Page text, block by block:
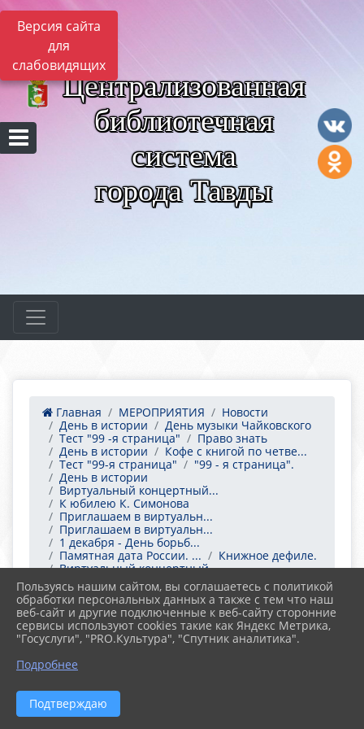
Версия сайта
для
слабовидящих
Централизованная
библиотечная
система
города Тавды
Главная МЕРОПРИЯТИЯ
Новости
День в истории
День музыки Чайковского
Тест "99 -я страница"
Право знать
День в истории
Кофе с книгой по четве...
Тест "99-я страница"
"99 - я страница".
День в истории
Виртуальный концертный...
К юбилею К. Симонова
Приглашаем в виртуальн...
Приглашаем в виртуальн...
1 декабря - День борьб...
Памятная дата России. ...
Книжное дефиле.
Виртуальный концертный...
День в истории
День героев Отечества ...
Тест "99-я страница"
Организации «Союз Черн...
Центральная городская ...
11.12.2020 12:43
ЦЕНТРАЛЬНАЯ ГОРОДСКАЯ ДЕТСКАЯ
Пользуясь нашим сайтом, вы соглашаетесь с политикой
обработки персональных данных а также с тем что наш
веб-сайт и другие подключенные к веб-сайту сторонние
сервисы используют cookies такие как Яндекс Метрика,
"Госуслуги", "PRO.Культура", "Спутник аналитика".
Подробнее
Подтверждаю